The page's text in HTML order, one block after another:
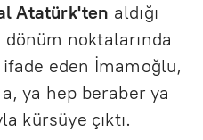
Atatürk'ten aldığı
noktalarında
eden İmamoğlu,
ya hep beraber ya
kürsüye çıktı.